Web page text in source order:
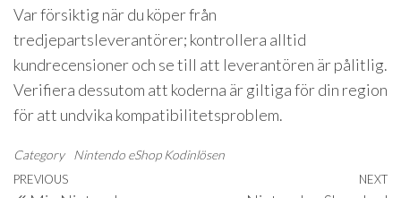
Var försiktig när du köper från
tredjepartsleverantörer; kontrollera alltid
kundrecensioner och se till att leverantören är pålitlig.
Verifiera dessutom att koderna är giltiga för din region
för att undvika kompatibilitetsproblem.
Category Nintendo eShop Kodinlösen
Post
Previous
PREVIOUS NEXT